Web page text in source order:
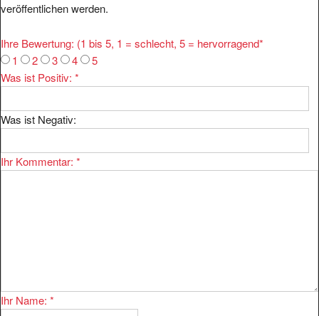
veröffentlichen werden.
Ihre Bewertung: (1 bis 5, 1 = schlecht, 5 = hervorragend*
1
2 3 4
5
Was ist Positiv: *
Was ist Negativ:
Ihr Kommentar: *
Ihr Name: *